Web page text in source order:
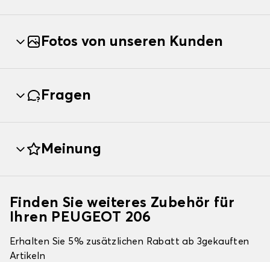
Fotos von unseren Kunden
Fragen
Meinung
Finden Sie weiteres Zubehör für
Ihren PEUGEOT 206
Erhalten Sie 5% zusätzlichen Rabatt ab 3gekauften
Artikeln